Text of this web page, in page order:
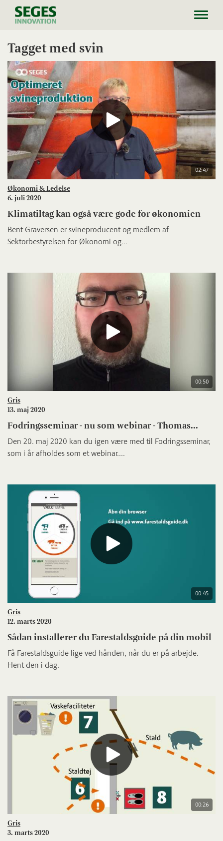
Tagget med svin
02:47
Økonomi & Ledelse
6. juli 2020
Klimatiltag kan også være gode for økonomien
Bent Graversen er svineproducent og medlem af
Sektorbestyrelsen for Økonomi og...
00:50
Gris
13. maj 2020
Fodringsseminar - nu som webinar - Thomas...
Den 20. maj 2020 kan du igen være med til Fodringsseminar,
som i år afholdes som et webinar....
00:45
Gris
12. marts 2020
Sådan installerer du Farestaldsguide på din mobil
Få Farestaldsguide lige ved hånden, når du er på arbejde.
Hent den i dag.
00:26
Gris
3. marts 2020